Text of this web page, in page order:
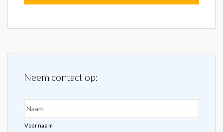
Neem contact op:
Voornaam